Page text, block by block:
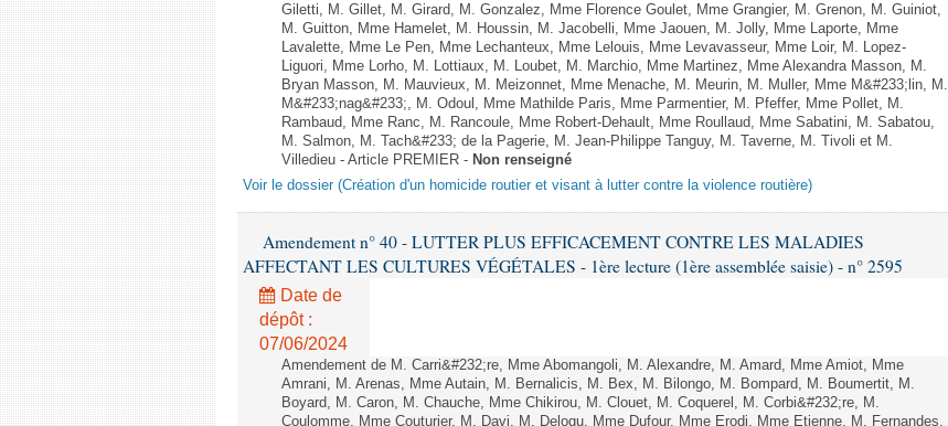
Giletti, M. Gillet, M. Girard, M. Gonzalez, Mme Florence Goulet, Mme Grangier, M. Grenon, M. Guiniot,
M. Guitton, Mme Hamelet, M. Houssin, M. Jacobelli, Mme Jaouen, M. Jolly, Mme Laporte, Mme
Lavalette, Mme Le Pen, Mme Lechanteux, Mme Lelouis, Mme Levavasseur, Mme Loir, M. Lopez-
Liguori, Mme Lorho, M. Lottiaux, M. Loubet, M. Marchio, Mme Martinez, Mme Alexandra Masson, M.
Bryan Masson, M. Mauvieux, M. Meizonnet, Mme Menache, M. Meurin, M. Muller, Mme M&#233;lin, M.
M&#233;nag&#233;, M. Odoul, Mme Mathilde Paris, Mme Parmentier, M. Pfeffer, Mme Pollet, M.
Rambaud, Mme Ranc, M. Rancoule, Mme Robert-Dehault, Mme Roullaud, Mme Sabatini, M. Sabatou,
M. Salmon, M. Tach&#233; de la Pagerie, M. Jean-Philippe Tanguy, M. Taverne, M. Tivoli et M.
Villedieu - Article PREMIER - Non renseigné
Voir le dossier (Création d'un homicide routier et visant à lutter contre la violence routière)
Amendement n° 40 - LUTTER PLUS EFFICACEMENT CONTRE LES MALADIES
AFFECTANT LES CULTURES VÉGÉTALES - 1ère lecture (1ère assemblée saisie) - n° 2595
Date de
dépôt :
07/06/2024
Amendement de M. Carri&#232;re, Mme Abomangoli, M. Alexandre, M. Amard, Mme Amiot, Mme
Amrani, M. Arenas, Mme Autain, M. Bernalicis, M. Bex, M. Bilongo, M. Bompard, M. Boumertit, M.
Boyard, M. Caron, M. Chauche, Mme Chikirou, M. Clouet, M. Coquerel, M. Corbi&#232;re, M.
Coulomme, Mme Couturier, M. Davi, M. Delogu, Mme Dufour, Mme Erodi, Mme Etienne, M. Fernandes,